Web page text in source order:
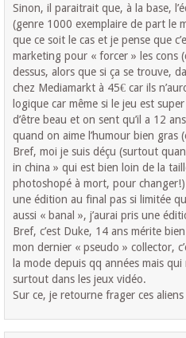
Sinon, il paraitrait que, à la base,
(genre 1000 exemplaire de part le
que ce soit le cas et je pense que
marketing pour « forcer » les cons
dessus, alors que si ça se trouve,
chez Mediamarkt à 45€ car ils
logique car même si le jeu est
d’être beau et on sent qu’il a 12
quand on aime l’humour bien gras
Bref, moi je suis déçu (surtout
in china » qui est bien loin de la
photoshopé à mort, pour changer!)
une édition au final pas si limitée
aussi « banal », j’aurai pris une
Bref, c’est Duke, 14 ans mérite
mon dernier « pseudo » collector,
la mode depuis qq années mais qui
surtout dans les jeux vidéo.
Sur ce, je retourne frager ces